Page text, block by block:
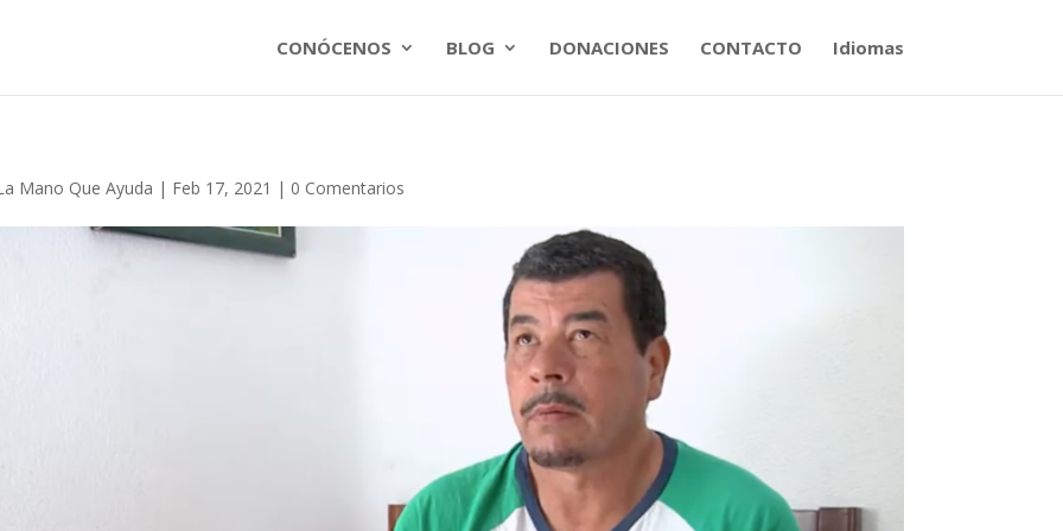
CONÓCENOS BLOG DONACIONES CONTACTO Idiomas
Mano Que Ayuda | Feb 17, 2021 | 0 Comentarios